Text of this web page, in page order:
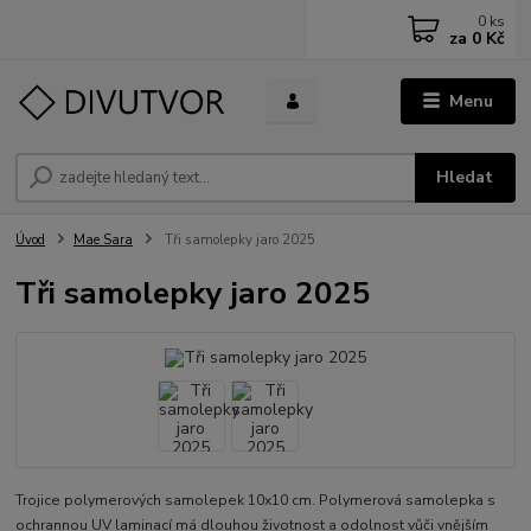
Menu
Hledat
0 ks
za 0 Kč
Úvod Mae Sara Tři samolepky jaro 2025
Tři samolepky jaro 2025
Trojice polymerových samolepek 10x10 cm. Polymerová samolepka s
ochrannou UV laminací má dlouhou životnost a odolnost vůči vnějším